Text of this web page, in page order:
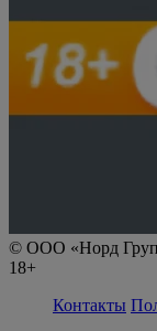
© ООО «Норд
18+
Контакты